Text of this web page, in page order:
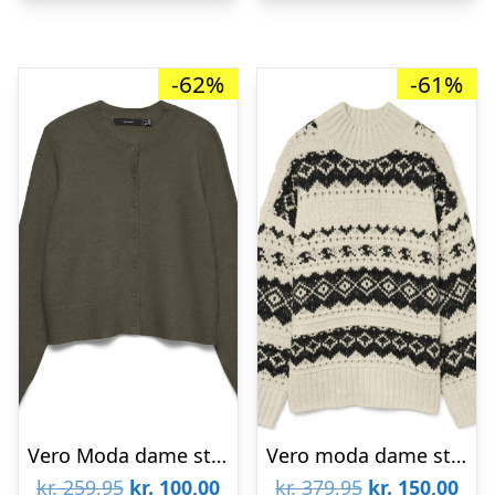
-62%
Vero Moda dame strik cardigan VMMACY – Grape Leaf
kr.259,95 Den
kr. 100,00Den
-61%
Vero moda dame strik trøje VMAMPLE – Birch BLACK
kr.379,95 Den
kr. 150,00Den